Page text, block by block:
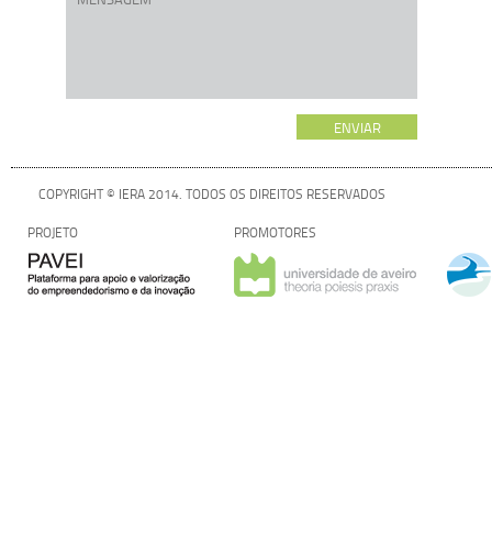
COPYRIGHT © IERA 2014. TODOS OS DIREITOS RESERVADOS
PROJETO PROMOTORES